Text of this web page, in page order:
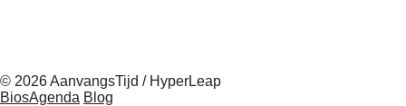
© 2026 AanvangsTijd / HyperLeap
BiosAgenda Blog